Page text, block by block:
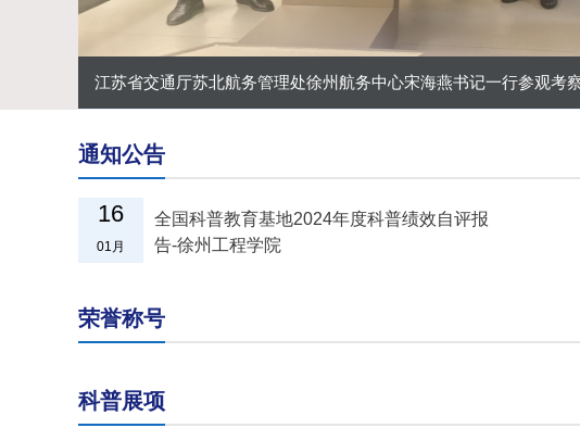
江苏省交通厅苏北航务管理处徐州航务中心宋海燕书记一行参观考
通知公告
16
01月
全国科普教育基地2024年度科普绩效自评报
告-徐州工程学院
荣誉称号
科普展项